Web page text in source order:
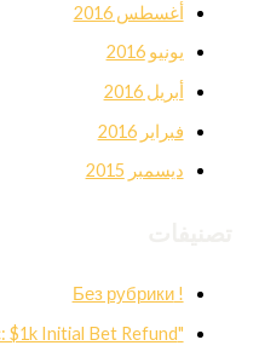
أغسطس 2016
يونيو 2016
أبريل 2016
فبراير 2016
ديسمبر 2015
! Без рубрики
$1k Initial Bet Refund